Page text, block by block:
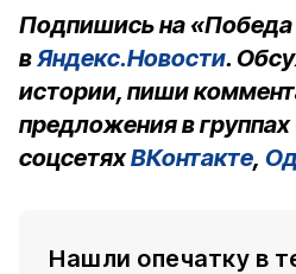
Подпишись на «Победа
вЯндекс.Новости.
истории, пиши
предложения в
соцсетяхВКонтакте,
Нашли опечатку в